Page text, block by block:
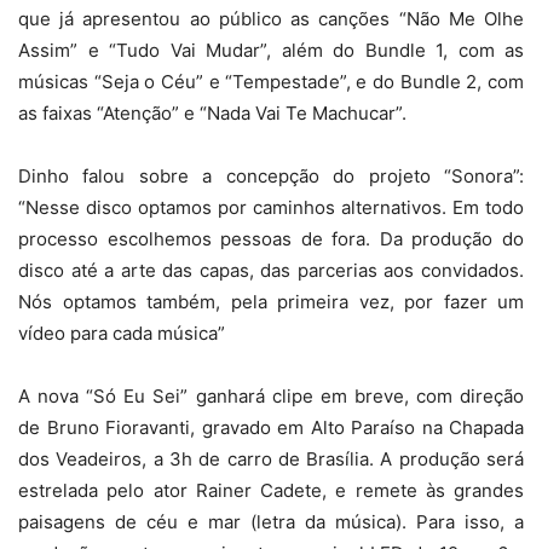
que já apresentou ao público as canções “Não Me Olhe
Assim” e “Tudo Vai Mudar”, além do Bundle 1, com as
músicas “Seja o Céu” e “Tempestade”, e do Bundle 2, com
as faixas “Atenção” e “Nada Vai Te Machucar”.
Dinho falou sobre a concepção do projeto “Sonora”:
“Nesse disco optamos por caminhos alternativos. Em todo
processo escolhemos pessoas de fora. Da produção do
disco até a arte das capas, das parcerias aos convidados.
Nós optamos também, pela primeira vez, por fazer um
vídeo para cada música”
A nova “Só Eu Sei” ganhará clipe em breve, com direção
de Bruno Fioravanti, gravado em Alto Paraíso na Chapada
dos Veadeiros, a 3h de carro de Brasília. A produção será
estrelada pelo ator Rainer Cadete, e remete às grandes
paisagens de céu e mar (letra da música). Para isso, a